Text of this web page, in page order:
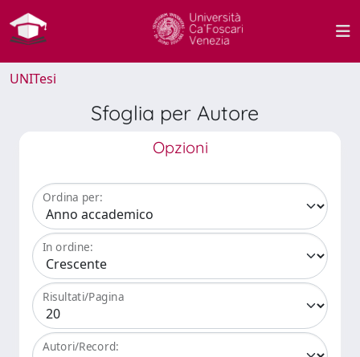
UNITesi
Sfoglia per Autore
Opzioni
Ordina per:
In ordine:
Risultati/Pagina
Autori/Record: